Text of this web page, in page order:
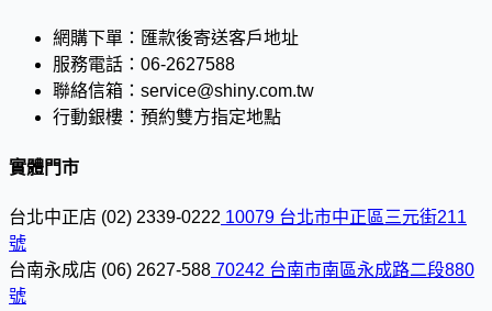
網購下單： 匯款後寄送客戶地址
服務電話： 06-2627588
聯絡信箱： service@shiny.com.tw
行動銀樓： 預約雙方指定地點
實體門市
台北中正店 (02) 2339-0222 10079 台北市中正區三元街211
號
台南永成店 (06) 2627-588 70242 台南市南區永成路二段880
號